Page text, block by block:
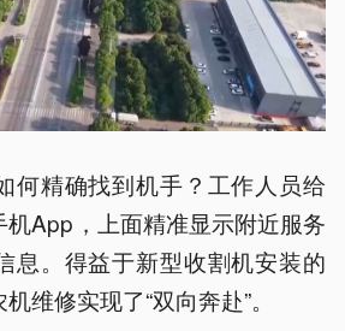
何精确找到机手？工作人员给
App，上面精准显示附近服务
息。得益于新型收割机安装的
维修实现了“双向奔赴”。